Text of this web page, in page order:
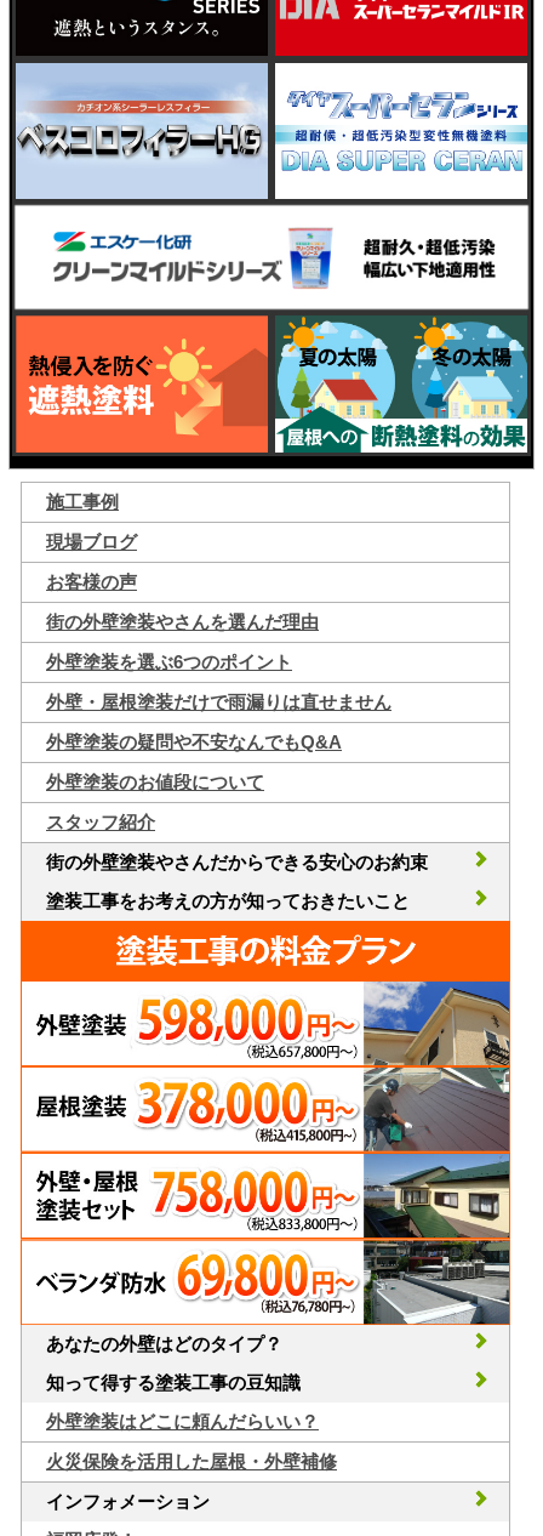
施工事例
現場ブログ
お客様の声
街の外壁塗装やさんを選んだ理由
外壁塗装を選ぶ6つのポイント
外壁・屋根塗装だけで雨漏りは直せません
外壁塗装の疑問や不安なんでもQ&A
外壁塗装のお値段について
スタッフ紹介
街の外壁塗装やさんだからできる安心のお約束
塗装工事をお考えの方が知っておきたいこと
あなたの外壁はどのタイプ？
知って得する塗装工事の豆知識
外壁塗装はどこに頼んだらいい？
火災保険を活用した屋根・外壁補修
インフォメーション